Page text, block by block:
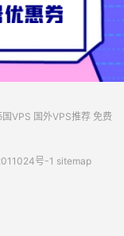
国VPS 国外VPS推荐 免费
号-1 sitemap